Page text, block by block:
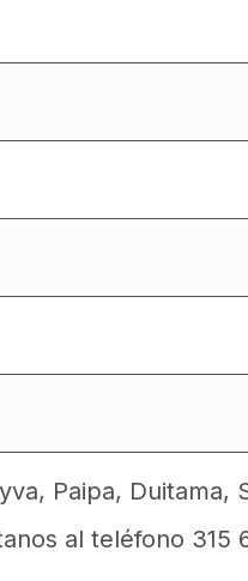
Paipa, Duitama,
al teléfono 315